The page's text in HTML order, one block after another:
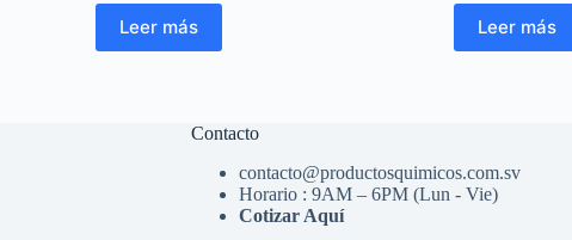
Leer más Leer más
Contacto
contacto@productosquimicos.com.sv
Horario : 9AM – 6PM (Lun - Vie)
Cotizar Aquí